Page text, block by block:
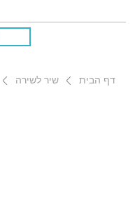
דף הבית שיר לשירה